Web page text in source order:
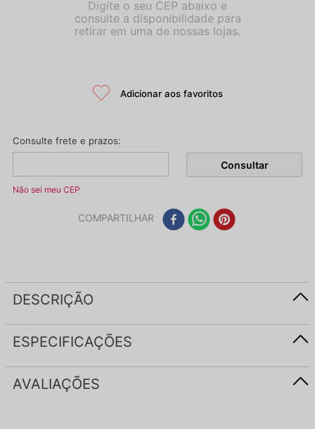
Não sei meu CEP
COMPARTILHAR
DESCRIÇÃO
ESPECIFICAÇÕES
AVALIAÇÕES